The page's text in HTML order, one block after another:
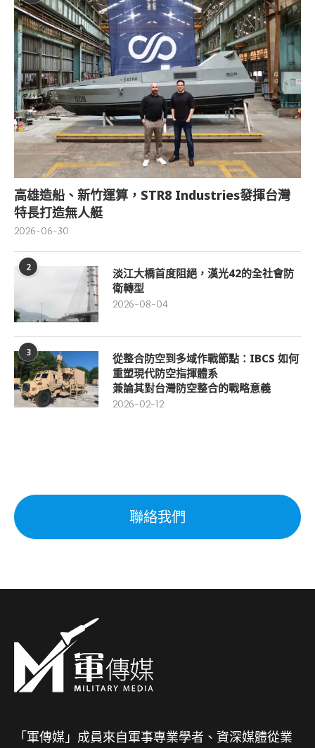
高雄造船、新竹運算，STR8 Industries發揮台灣
特長打造無人艇
2026-06-30
2
淡江大橋首度阻絕，漢光42的全社會防
衛轉型
2026-08-04
3
從整合防空到多域作戰節點：IBCS 如何
重塑現代防空指揮體系
兼論其對台灣防空整合的戰略意義
2026-02-12
聯絡我們
「軍傳媒」成員來自軍事專業學者、資深媒體從業